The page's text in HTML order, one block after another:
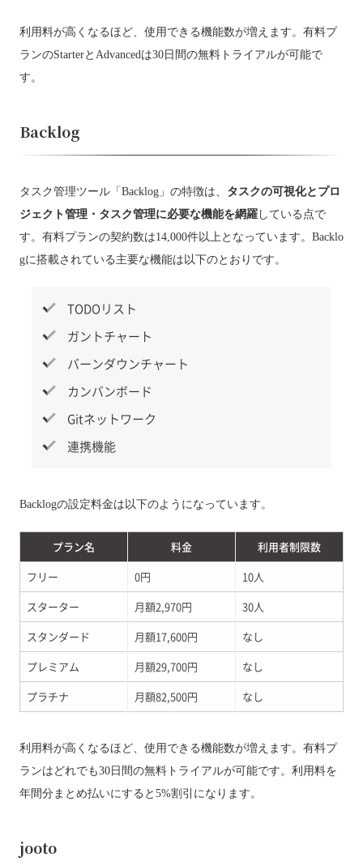
利用料が高くなるほど、使用できる機能数が増えます。有料プ
ランのStarterとAdvancedは30日間の無料トライアルが可能で
す。
Backlog
タスク管理ツール「Backlog」の特徴は、 タスクの可視化とプロ
ジェクト管理・タスク管理に必要な機能を網羅している点で
す。有料プランの契約数は14,000件以上となっています。Backlo
gに搭載されている主要な機能は以下のとおりです。
TODOリスト
ガントチャート
バーンダウンチャート
カンバンボード
Gitネットワーク
連携機能
Backlogの設定料金は以下のようになっています。
プラン名 料金
利用者制限数
フリー
0円
10人
スターター
月額2,970円
30人
スタンダード
月額17,600円
なし
プレミアム
月額29,700円
なし
プラチナ
月額82,500円 なし
利用料が高くなるほど、使用できる機能数が増えます。有料プ
ランはどれでも30日間の無料トライアルが可能です。利用料を
年間分まとめ払いにすると5%割引になります。
jooto